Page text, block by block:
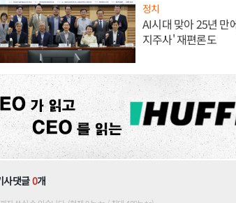
정치
AI시대 맞아 25년 만
지주사' 재편론도
사댓글0개